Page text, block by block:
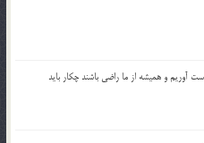
آوريم و هميشه از ما راضي باشند چكار بايد